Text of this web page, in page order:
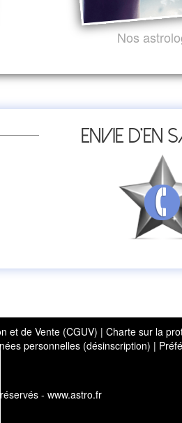
Nos
Envie d’en
et de Vente (CGUV) | Charte sur la
personnelles (désinscription) |
- www.astro.fr